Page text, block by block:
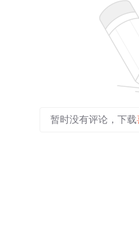
暂时没有评论，下载